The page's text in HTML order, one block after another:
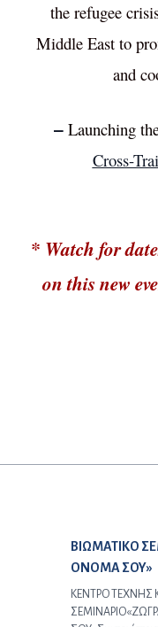
the refugee
Middle East to
and
– Launching
Cross-
* Watch for
on this new
Προηγούμενο
ΒΙΩΜΑΤΙΚΟ
ΟΝΟΜΑ ΣΟΥ»
ΚΕΝΤΡΟ ΤΕΧΝΗΣ